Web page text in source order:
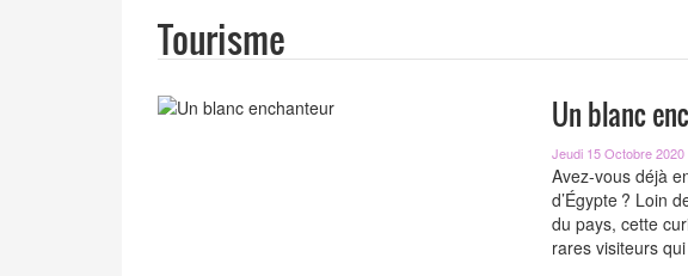
Tourisme
Un blanc
Jeudi 15 Octobre 2020
Avez-vous déjà
d’Égypte ? Loin
du pays, cette
rares visiteurs